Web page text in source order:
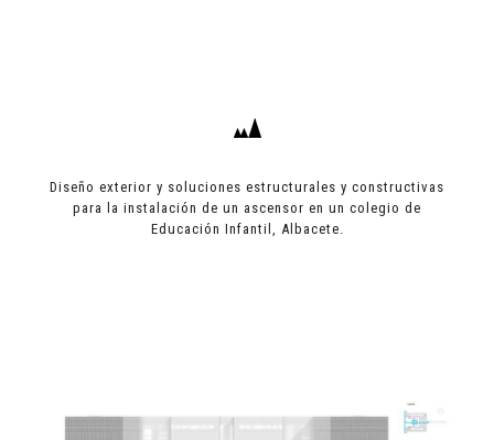
Diseño exterior y soluciones estructurales y constructivas
para la instalación de un ascensor en un colegio de
Educación Infantil, Albacete.